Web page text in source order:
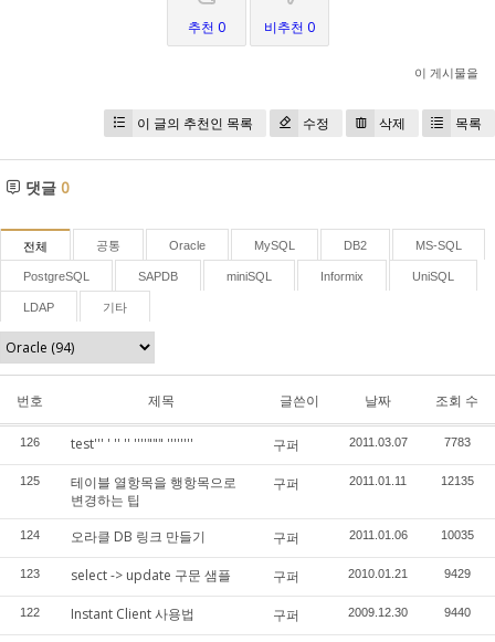
추천 0 비추천 0
이 게시물을
이 글의 추천인 목록 수정 삭제 목록
댓글 0
전체 공통 Oracle MySQL DB2 MS-SQL
PostgreSQL SAPDB miniSQL Informix UniSQL
LDAP 기타
번호 제목 글쓴이 날짜 조회 수
126 test''' ' '' '' ''''""" '''''''' 구퍼 2011.03.07 7783
125
테이블 열항목을 행항목으로
변경하는 팁
구퍼 2011.01.11 12135
124 오라클 DB 링크 만들기 구퍼 2011.01.06 10035
123 select -> update 구문 샘플 구퍼 2010.01.21 9429
122 Instant Client 사용법 구퍼 2009.12.30 9440